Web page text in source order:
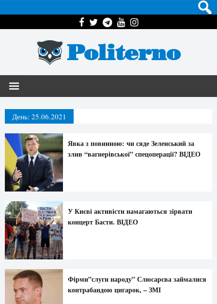
Politerno
День: 25.06.2021
Явка з повинною: чи сяде Зеленський за
злив “вагнерівської” спецоперації? ВIДЕО
У Києві активісти намагаються зірвати
концерт Басти. ВІДЕО
Фірми”слуги народу” Слюсарєва займалися
контрабандою цигарок, – ЗМІ